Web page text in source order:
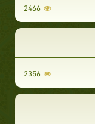
2466
2356